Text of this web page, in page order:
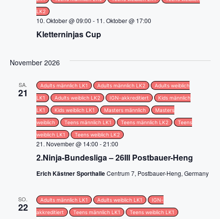
h
e
u
n
A
s
-
t
Kletterninjas Cup
10. Oktober @ 09:00 - 11. Oktober @ 17:00
LK2
November 2026
SA.
21
2.Ninja-Bundesliga – 26III Postbauer-Heng
21. November @ 14:00 -21:00
Adults männlich LK1 Adults männlich LK2 Adults weiblich
LK1 Adults weiblich LK2 IGN-akkreditiert Kids männlich
LK1 Kids weiblich LK1 Masters männlich Masters
weiblich Teens männlich LK1 Teens männlich LK2 Teens
weiblich LK1 Teens weiblich LK2
Erich Kästner SporthalleCentrum 7, Postbauer-Heng, Germany
SO.
22
Adults männlich LK1 Adults weiblich LK1 IGN-
akkreditiert Teens männlich LK1 Teens weiblich LK1